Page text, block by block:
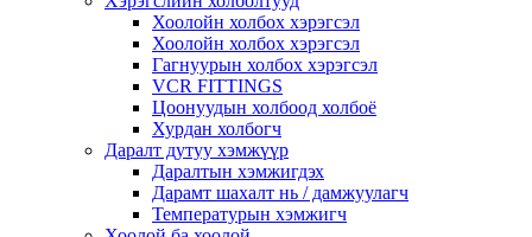
Хоолойн холбох хэрэгсэл
Хоолойн холбох хэрэгсэл
Гагнуурын холбох хэрэгсэл
VCR FITTINGS
Цоонуудын холбоод холбоё
Хурдан холбогч
Даралт дутуу хэмжүүр
Даралтын хэмжигдэх
Дарамт шахалт нь / дамжуулагч
Температурын хэмжигч